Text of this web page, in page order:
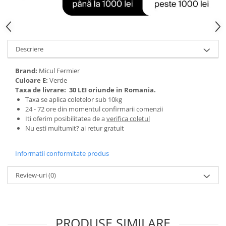
Tractoraș de tuns gazonul
Incubatoare, oparitoare si
deplumatoare
Echipamente pentru animale
Aparate de tuns animale
Piese si accesorii aparate de tuns
animale
Tarcuri animale
Semanatori
Masini batut stalpi si accesorii
Roabe & accesorii
Casute gradina si cutii depozitare
Mobilier gradina
Descriere
Brand: Micul Fermier
Culoare E: Verde
Taxa de livrare: 30 LEI oriunde in Romania.
Taxa se aplica coletelor sub 10kg
24 - 72 ore din momentul confirmarii comenzii
Iti oferim posibilitatea de averifica coletul
Nu esti multumit? ai retur gratuit
Informatii conformitate produs
Review-uri(0)